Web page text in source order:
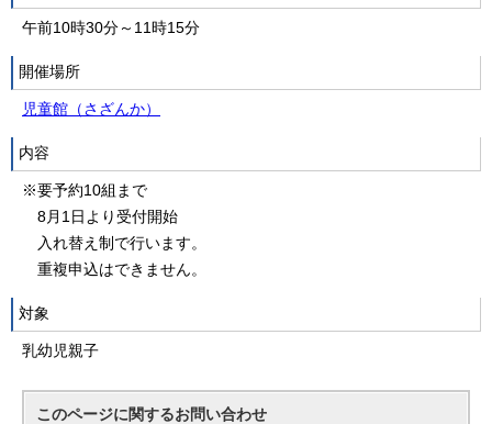
午前10時30分～11時15分
開催場所
児童館（さざんか）
内容
※要予約10組まで
8月1日より受付開始
入れ替え制で行います。
重複申込はできません。
対象
乳幼児親子
このページに関するお問い合わせ